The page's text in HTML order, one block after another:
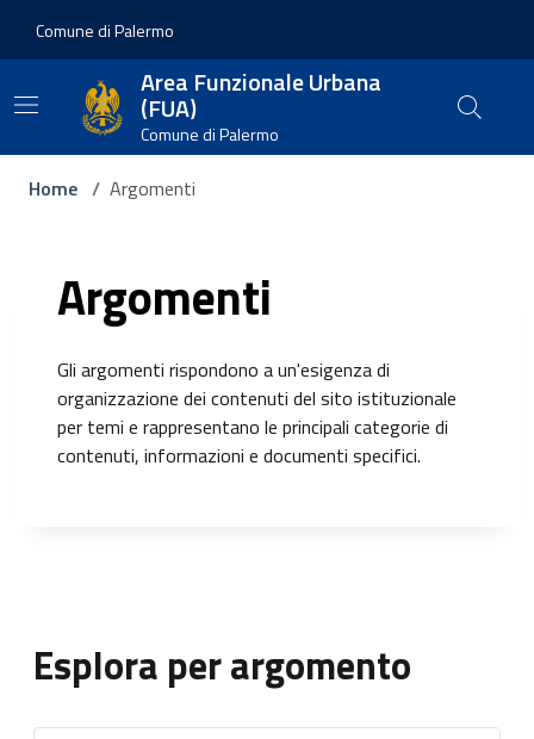
Comune di Palermo
Area Funzionale Urbana
(FUA)
Comune di Palermo
Home / Argomenti
Argomenti
Gli argomenti rispondono a un'esigenza di
organizzazione dei contenuti del sito istituzionale
per temi e rappresentano le principali categorie di
contenuti, informazioni e documenti specifici.
Esplora per argomento